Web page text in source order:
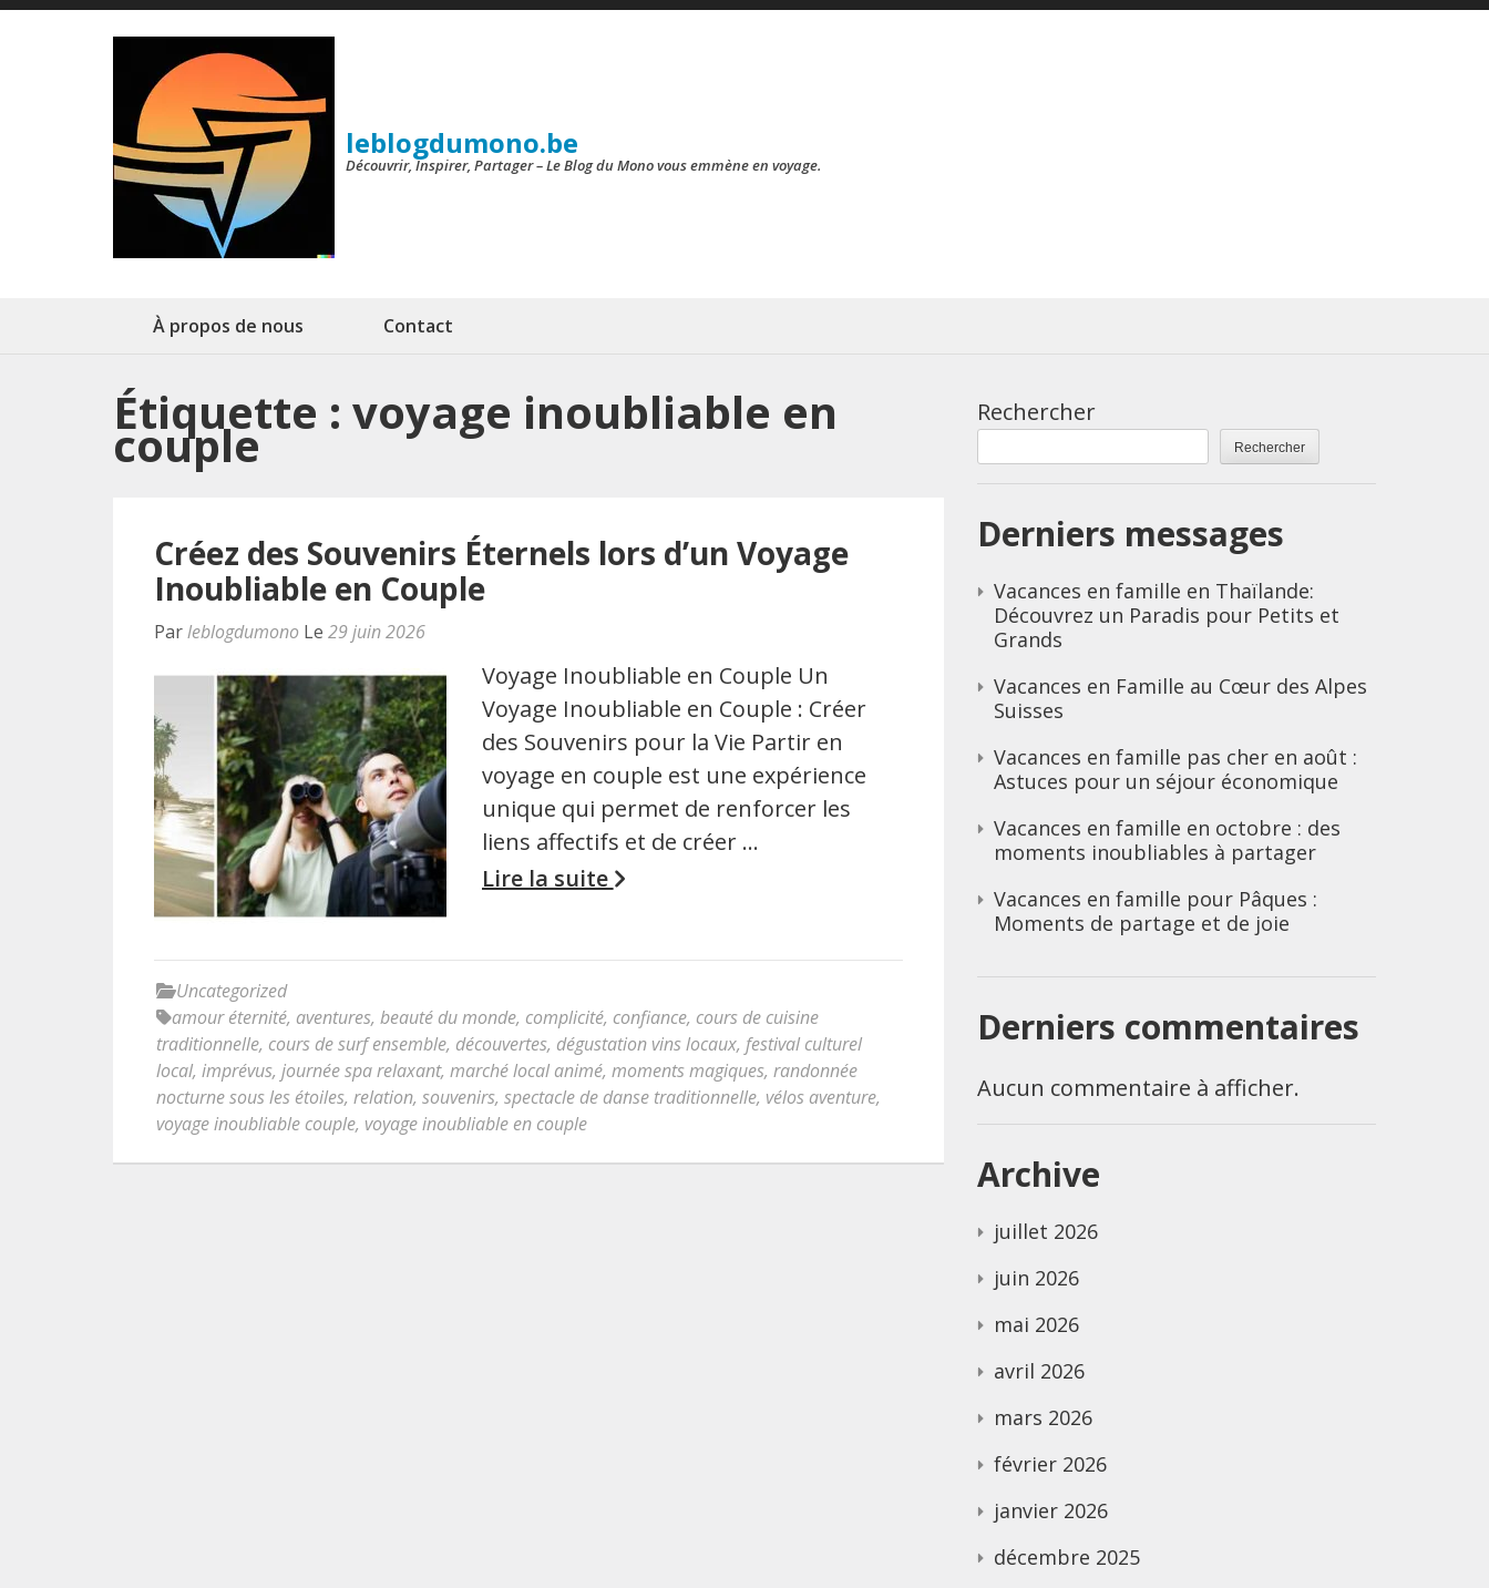
Aller
leblogdumono.be
Découvrir, Inspirer, Partager – Le Blog du Mono vous emmène en voyage.
À propos de nous Contact
Étiquette : voyage inoubliable en
couple
Créez des Souvenirs Éternels lors d’un Voyage
Inoubliable en Couple
Parleblogdumono Le 29 juin 2026
Voyage Inoubliable en Couple Un
Voyage Inoubliable en Couple : Créer
des Souvenirs pour la Vie Partir en
voyage en couple est une expérience
unique qui permet de renforcer les
liens affectifs et de créer …
Lire la suite
Uncategorized
amour éternité, aventures, beauté du monde, complicité, confiance, cours de cuisine
traditionnelle, cours de surf ensemble, découvertes, dégustation vins locaux, festival culturel
local, imprévus, journée spa relaxant, marché local animé, moments magiques, randonnée
nocturne sous les étoiles, relation, souvenirs, spectacle de danse traditionnelle, vélos aventure,
voyage inoubliable couple, voyage inoubliable en couple
Rechercher
Rechercher
Derniers messages
Vacances en famille en Thaïlande:
Découvrez un Paradis pour Petits et
Grands
Vacances en Famille au Cœur des Alpes
Suisses
Vacances en famille pas cher en août :
Astuces pour un séjour économique
Vacances en famille en octobre : des
moments inoubliables à partager
Vacances en famille pour Pâques :
Moments de partage et de joie
Derniers commentaires
Aucun commentaire à afficher.
Archive
juillet 2026
juin 2026
mai 2026
avril 2026
mars 2026
février 2026
janvier 2026
décembre 2025